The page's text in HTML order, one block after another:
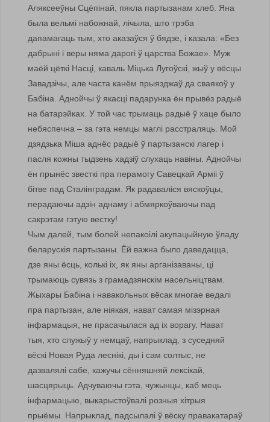
Аляксееўны Сцёпінай, пякла партызанам хлеб. Яна
была вельмі набожнай, лічыла, што трэба
дапамагаць тым, хто аказаўся ў бядзе, і казала: «Без
дабрыні і веры няма дарогі ў царства Божае». Муж
маёй цёткі Насці, каваль Міцька Лугоўскі, жыў у вёсцы
Завадзічы, але часта канём прыязджаў да сваякоў у
Бабіна. Аднойчы ў якасці падарунка ён прывёз радыё
на батарэйках. У той час трымаць радыё ў хаце было
небяспечна – за гэта немцы маглі расстраляць. Мой
дзядзька Міша аднёс радыё ў партызанскі лагер і
пасля кожны тыдзень хадзіў слухаць навіны. Аднойчы
ён прынёс звесткі пра перамогу Савецкай Арміі ў
бітве пад Сталінградам. Як радаваліся вяскоўцы,
перадаючы адзін аднаму і абмяркоўваючы пад
сакрэтам гэтую вестку!
Чым далей, тым болей непакоілі акупацыйную ўладу
беларускія партызаны. Ёй важна было даведацца,
дзе яны ёсць, колькі іх, як яны арганізаваны, ці
трымаюць сувязь з грамадзянскім насельніцтвам.
Жыхары Бабіна і навакольных вёсак многае ведалі
пра партызан, але ніякая, нават самая мізэрная
інфармацыя, не прасачылася ад іх ворагу. Нават
тыя, хто служыў у немцаў, напрыклад, з суседняй
вёскі Новая Руда леснікі, ды і сам солтыс, не
дазвалялі сабе, кажучы сённяшняй лексікай,
шасцярыць. Адчуваючы гэта, чужынцы, каб мець
інфармацыю, выкарыстоўвалі розныя хітрыя
прыёмы. Напрыклад, падсылалі ў вёску правакатараў